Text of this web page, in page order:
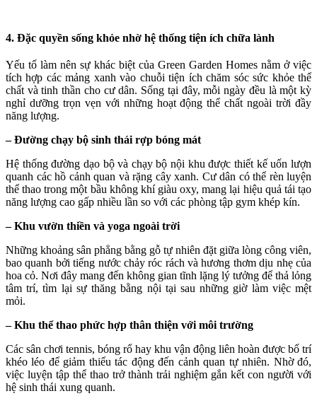
4. Đặc quyền sống khỏe nhờ hệ thống tiện ích chữa lành
Yếu tố làm nên sự khác biệt của Green Garden Homes nằm ở việc
tích hợp các mảng xanh vào chuỗi tiện ích chăm sóc sức khỏe thể
chất và tinh thần cho cư dân. Sống tại đây, mỗi ngày đều là một kỳ
nghỉ dưỡng trọn vẹn với những hoạt động thể chất ngoài trời đầy
năng lượng.
– Đường chạy bộ sinh thái rợp bóng mát
Hệ thống đường dạo bộ và chạy bộ nội khu được thiết kế uốn lượn
quanh các hồ cảnh quan và rặng cây xanh. Cư dân có thể rèn luyện
thể thao trong một bầu không khí giàu oxy, mang lại hiệu quả tái tạo
năng lượng cao gấp nhiều lần so với các phòng tập gym khép kín.
– Khu vườn thiền và yoga ngoài trời
Những khoảng sân phẳng bằng gỗ tự nhiên đặt giữa lòng công viên,
bao quanh bởi tiếng nước chảy róc rách và hương thơm dịu nhẹ của
hoa cỏ. Nơi đây mang đến không gian tĩnh lặng lý tưởng để thả lỏng
tâm trí, tìm lại sự thăng bằng nội tại sau những giờ làm việc mệt
mỏi.
– Khu thể thao phức hợp thân thiện với môi trường
Các sân chơi tennis, bóng rổ hay khu vận động liên hoàn được bố trí
khéo léo để giảm thiểu tác động đến cảnh quan tự nhiên. Nhờ đó,
việc luyện tập thể thao trở thành trải nghiệm gắn kết con người với
hệ sinh thái xung quanh.